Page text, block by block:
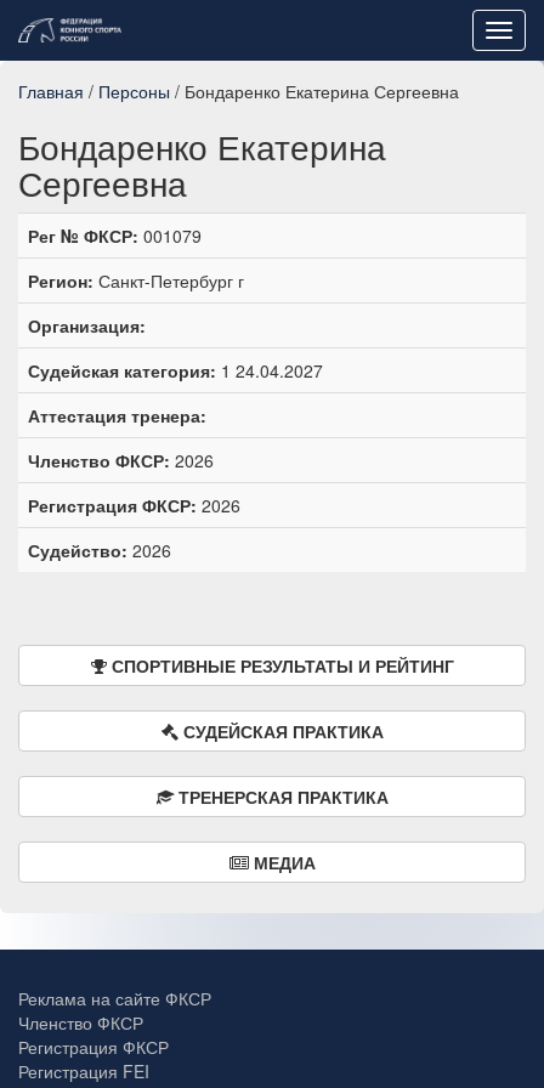
Главная / Персоны / Бондаренко Екатерина Сергеевна
Бондаренко Екатерина
Сергеевна
Рег № ФКСР: 001079
Регион: Санкт-Петербург г
Организация:
Судейская категория: 1 24.04.2027
Аттестация тренера:
Членство ФКСР: 2026
Регистрация ФКСР: 2026
Судейство: 2026
СПОРТИВНЫЕ РЕЗУЛЬТАТЫ И РЕЙТИНГ
СУДЕЙСКАЯ ПРАКТИКА
ТРЕНЕРСКАЯ ПРАКТИКА
МЕДИА
Реклама на сайте ФКСР
Членство ФКСР
Регистрация ФКСР
Регистрация FEI